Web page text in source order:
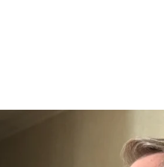
Денис
генпрокурор України
захід працівнику